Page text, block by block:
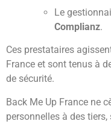
Le
Complianz.
Ces prestataires
France et sont tenus à
de sécurité.
Back Me Up France ne
personnelles à des